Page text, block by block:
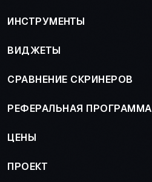
ИНСТРУМЕНТЫ
ВИДЖЕТЫ
СРАВНЕНИЕ СКРИНЕРОВ
РЕФЕРАЛЬНАЯ ПРОГРАММА
ЦЕНЫ
ПРОЕКТ